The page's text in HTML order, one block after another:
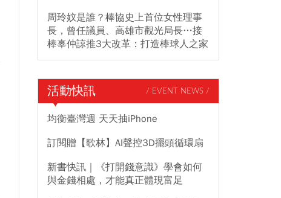
周玲妏是誰？棒協史上首位女性理事
長，曾任議員、高雄市觀光局長…接
棒辜仲諒推3大改革：打造棒球人之家
活動快訊 / EVENT NEWS /
均衡臺灣週 天天抽iPhone
訂閱贈【歌林】AI聲控3D擺頭循環扇
新書快訊｜《打開錢意識》學會如何
與金錢相處，才能真正體現富足